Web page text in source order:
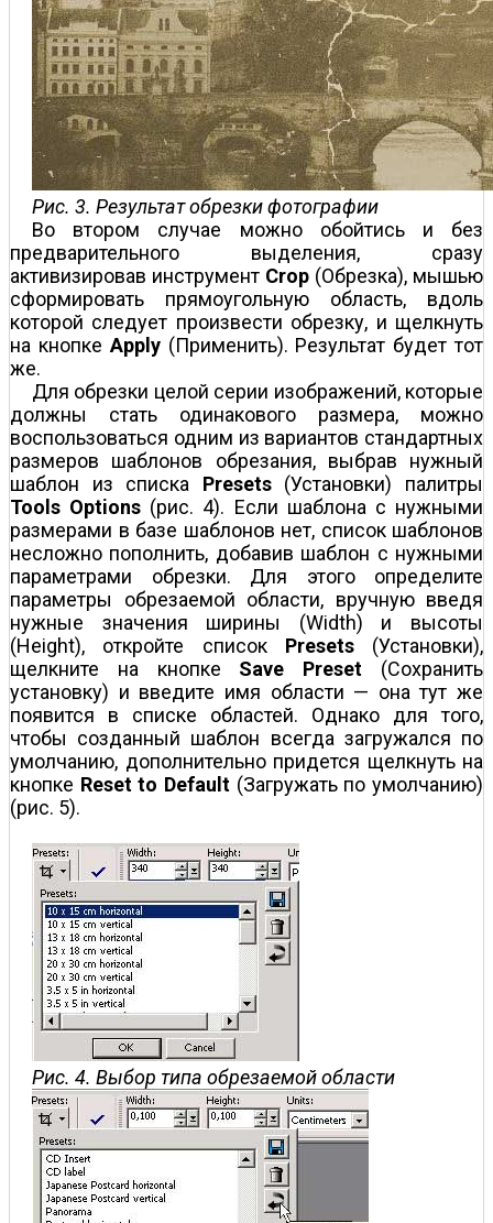
Рис. 3. Результат обрезки фотографии
Во втором случае можно обойтись и без
предварительного выделения, сразу
активизировав инструмент Crop (Обрезка), мышью
сформировать прямоугольную область, вдоль
которой следует произвести обрезку, и щелкнуть
на кнопкеApply (Применить). Результат будет тот
же.
Для обрезки целой серии изображений, которые
должны стать одинакового размера, можно
воспользоваться одним из вариантов стандартных
размеров шаблонов обрезания, выбрав нужный
шаблон из списка Presets(Установки) палитры
Tools Options (рис. 4). Если шаблона с нужными
размерами в базе шаблонов нет, список шаблонов
несложно пополнить, добавив шаблон с нужными
параметрами обрезки. Для этого определите
параметры обрезаемой области, вручную введя
нужные значения ширины (Width) и высоты
(Height), откройте список Presets(Установки),
щелкните на кнопке Save Preset (Сохранить
установку) и введите имя области — она тут же
появится в списке областей. Однако для того,
чтобы созданный шаблон всегда загружался по
умолчанию, дополнительно придется щелкнуть на
кнопке Reset to Default (Загружать по умолчанию)
(рис. 5).
Рис. 4. Выбор типа обрезаемой области